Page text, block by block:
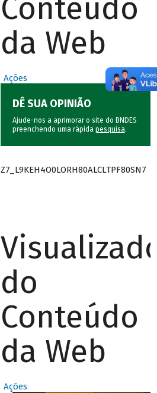
Conteúdo
da Web
Ações
DÊ SUA OPINIÃO
Ajude-nos a aprimorar o site do BNDES
preenchendo uma rápida pesquisa.
Z7_L9KEH4O0LORH80ALCLTPF80SN7
Visualizador
do
Conteúdo
da Web
Ações